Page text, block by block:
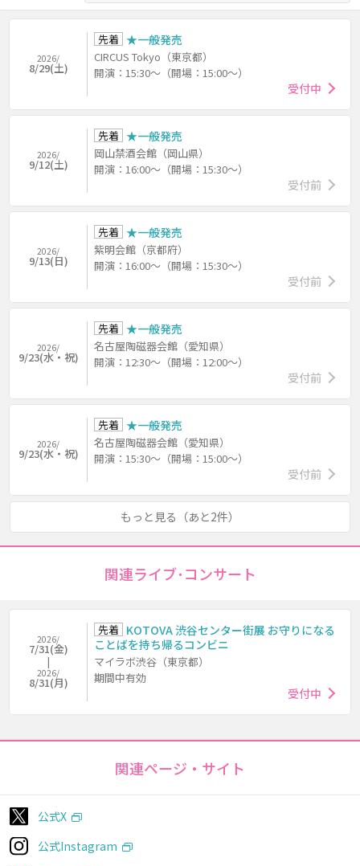
2026/
8/29(土)
先着 ★一般発売
CIRCUS Tokyo（東京都）
開演：15:30～（開場：15:00～）
受付中
2026/
9/12(土)
先着 ★一般発売
岡山禁酒会館（岡山県）
開演：16:00～（開場：15:30～）
受付前
2026/
9/13(日)
先着 ★一般発売
紫明会館（京都府）
開演：16:00～（開場：15:30～）
受付前
2026/
9/23(水・祝)
先着 ★一般発売
名古屋陶磁器会館（愛知県）
開演：12:30～（開場：12:00～）
受付前
2026/
9/23(水・祝)
先着 ★一般発売
名古屋陶磁器会館（愛知県）
開演：15:30～（開場：15:00～）
受付前
もっと見る（あと2件）
関連ライブ･コンサート
2026/
7/31(金)
2026/
8/31(月)
先着 KOTOVA 渋谷センター街展 お守りになる
ことばを持ち帰るコンビニ
マイラボ渋谷（東京都）
期間中有効
受付中
関連ページ・サイト
公式X
公式Instagram